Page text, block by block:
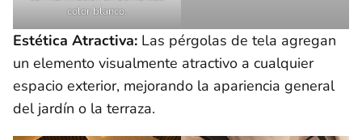
color blanco.
Estética Atractiva: Las pérgolas de tela agregan
un elemento visualmente atractivo a cualquier
espacio exterior, mejorando la apariencia general
del jardín o la terraza.